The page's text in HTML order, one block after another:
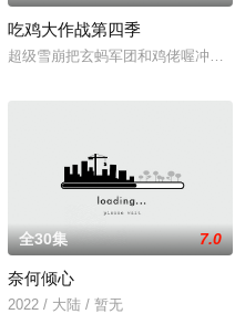
吃鸡大作战第四季
超级雪崩把玄蚂军团和鸡佬喔冲上
）、辽国女粉丝耶律
全30集 7.0
奈何倾心
2022 / 大陆 / 暂无